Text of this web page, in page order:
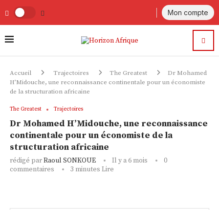
Mon compte
Accueil Trajectoires The Greatest
Dr Mohamed
H’Midouche, une reconnaissance continentale pour un économiste
de la structuration africaine
The Greatest Trajectoires
Dr Mohamed H’Midouche, une reconnaissance
continentale pour un économiste de la
structuration africaine
rédigé parRaoul SONKOUE Il y a 6 mois
0
commentaires
3 minutes Lire